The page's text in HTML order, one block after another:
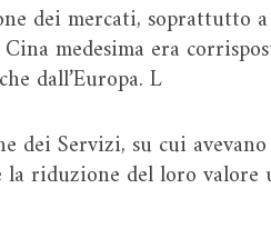
dei mercati,
medesima era
dall’Europa. L
dei Servizi, su cui
riduzione del loro